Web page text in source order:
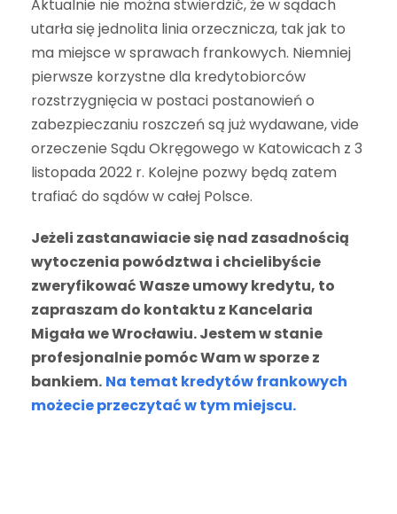
Aktualnie nie można stwierdzić, że w sądach
utarła się jednolita linia orzecznicza, tak jak to
ma miejsce w sprawach frankowych. Niemniej
pierwsze korzystne dla kredytobiorców
rozstrzygnięcia w postaci postanowień o
zabezpieczaniu roszczeń są już wydawane, vide
orzeczenie Sądu Okręgowego w Katowicach z 3
listopada 2022 r. Kolejne pozwy będą zatem
trafiać do sądów w całej Polsce.
Jeżeli zastanawiacie się nad zasadnością
wytoczenia powództwa i chcielibyście
zweryfikować Wasze umowy kredytu, to
zapraszam do kontaktu z Kancelaria
Migała we Wrocławiu. Jestem w stanie
profesjonalnie pomóc Wam w sporze z
bankiem. Na temat kredytów frankowych
możecie przeczytać w tym miejscu.